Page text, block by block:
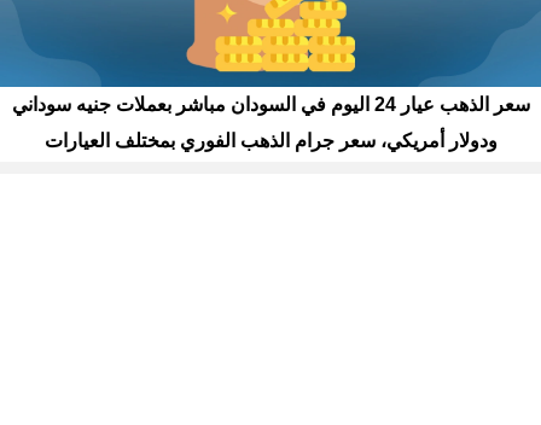
سعر الذهب عيار 24 اليوم في السودان مباشر بعملات جنيه سوداني
ودولار أمريكي، سعر جرام الذهب الفوري بمختلف العيارات